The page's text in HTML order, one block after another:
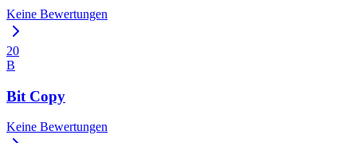
Keine Bewertungen
20
B
Bit Copy
Keine Bewertungen